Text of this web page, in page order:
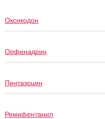
Оксикодон
Орфенадрин
Пентазоцин
Ремифентанил